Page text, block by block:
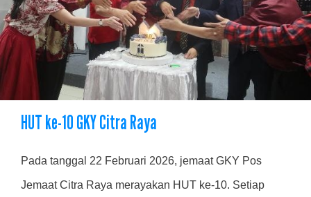
HUT ke-10 GKY Citra Raya
Pada tanggal 22 Februari 2026, jemaat GKY Pos
Jemaat Citra Raya merayakan HUT ke-10. Setiap